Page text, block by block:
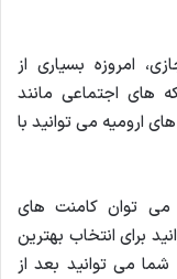
امروزه بسیاری از
های اجتماعی مانند
ارومیه می توانید با
می توان کامنت های
برای انتخاب بهترین
شما می توانید بعد از